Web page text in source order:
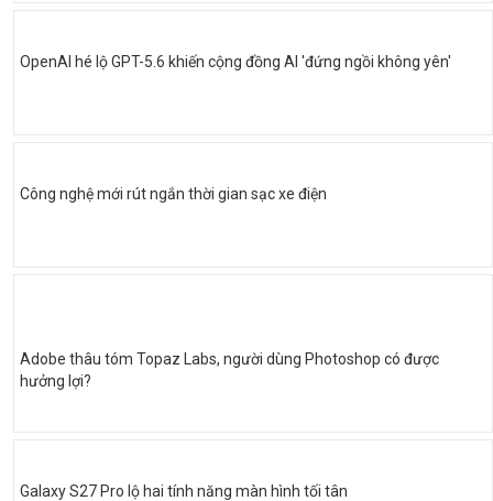
OpenAI hé lộ GPT-5.6 khiến cộng đồng AI 'đứng ngồi không yên'
Công nghệ mới rút ngắn thời gian sạc xe điện
Adobe thâu tóm Topaz Labs, người dùng Photoshop có được
hưởng lợi?
Galaxy S27 Pro lộ hai tính năng màn hình tối tân